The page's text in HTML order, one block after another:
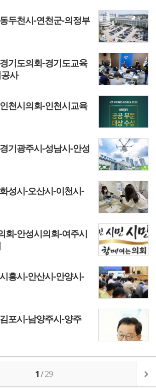
두천시-연천군-의정부
기도의회-경기도교육
사
천시의회-인천시교육
기광주시-성남시-안성
성시-오산시-이천시-
회-안성시의회-여주시
흥시-안산시-안양시-
포시-남양주시-양주
1/29